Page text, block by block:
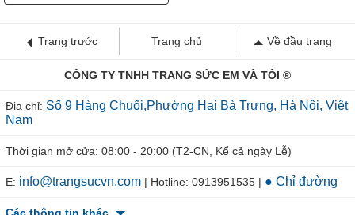
Trang trước Trang chủ Về đầu trang
CÔNG TY TNHH TRANG SỨC EM VÀ TÔI ®
Địa chỉ: Số 9 Hàng Chuối,Phường Hai Bà Trưng, Hà Nội, Việt
Nam
Thời gian mở cửa: 08:00 - 20:00 (T2-CN, Kể cả ngày Lễ)
E: info@trangsucvn.com | Hotline: 0913951535 | ● Chỉ đường
Các thông tin khác